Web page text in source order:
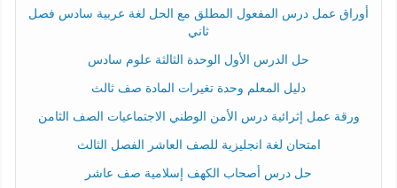
أوراق عمل درس المفعول المطلق مع الحل لغة عربية سادس فصل
ثاني
حل الدرس الأول الوحدة الثالثة علوم سادس
دليل المعلم وحدة تغيرات المادة صف ثالث
ورقة عمل إثرائية درس الأمن الوطني الاجتماعيات الصف الثامن
امتحان لغة انجليزية للصف العاشر الفصل الثالث
حل درس أصحاب الكهف إسلامية صف عاشر